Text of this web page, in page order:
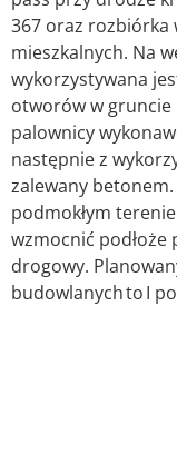
367 oraz rozbiórka
mieszkalnych. Na
wykorzystywana
otworów w gruncie
palownicy
następnie z
zalewany
podmokłym
wzmocnić podłoże
drogowy.
budowlanych to I